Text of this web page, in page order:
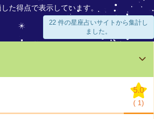
た得点で表示しています。
22 件の星座占いサイトから集計し
ました。
5.0
( 1)